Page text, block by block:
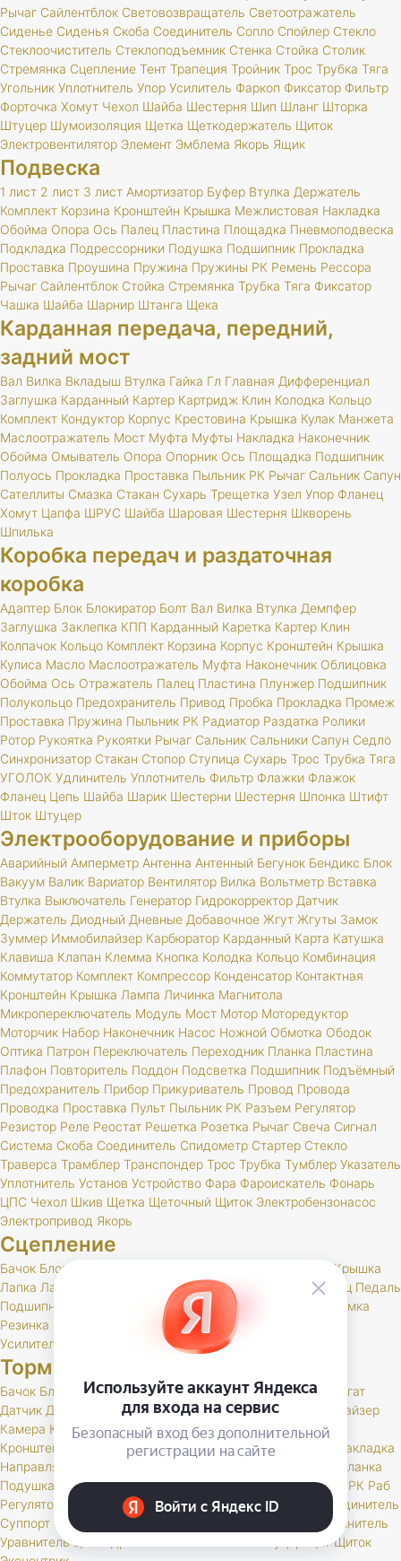
Рычаг Сайлентблок Световозвращатель Светоотражатель
Сиденье Сиденья Скоба Соединитель Сопло Спойлер Стекло
Стеклоочиститель Стеклоподъемник Стенка Стойка Столик
Стремянка Сцепление Тент Трапеция Тройник Трос Трубка Тяга
Угольник Уплотнитель Упор Усилитель Фаркоп Фиксатор Фильтр
Форточка Хомут Чехол Шайба Шестерня Шип Шланг Шторка
Штуцер Шумоизоляция Щетка Щеткодержатель Щиток
Электровентилятор Элемент Эмблема Якорь Ящик
Подвеска
1 лист 2 лист 3 лист Амортизатор Буфер Втулка Держатель
Комплект Корзина Кронштейн Крышка Межлистовая Накладка
Обойма Опора Ось Палец Пластина Площадка Пневмоподвеска
Подкладка Подрессорники Подушка Подшипник Прокладка
Проставка Проушина Пружина Пружины РК Ремень Рессора
Рычаг Сайлентблок Стойка Стремянка Трубка Тяга Фиксатор
Чашка Шайба Шарнир Штанга Щека
Карданная передача, передний,
задний мост
Вал Вилка Вкладыш Втулка Гайка Гл Главная Дифференциал
Заглушка Карданный Картер Картридж Клин Колодка Кольцо
Комплект Кондуктор Корпус Крестовина Крышка Кулак Манжета
Маслоотражатель Мост Муфта Муфты Накладка Наконечник
Обойма Омыватель Опора Опорник Ось Площадка Подшипник
Полуось Прокладка Проставка Пыльник РК Рычаг Сальник Сапун
Сателлиты Смазка Стакан Сухарь Трещетка Узел Упор Фланец
Хомут Цапфа ШРУС Шайба Шаровая Шестерня Шкворень
Шпилька
Коробка передач и раздаточная
коробка
Адаптер Блок Блокиратор Болт Вал Вилка Втулка Демпфер
Заглушка Заклепка КПП Карданный Каретка Картер Клин
Колпачок Кольцо Комплект Корзина Корпус Кронштейн Крышка
Кулиса Масло Маслоотражатель Муфта Наконечник Облицовка
Обойма Ось Отражатель Палец Пластина Плунжер Подшипник
Полукольцо Предохранитель Привод Пробка Прокладка Промеж
Проставка Пружина Пыльник РК Радиатор Раздатка Ролики
Ротор Рукоятка Рукоятки Рычаг Сальник Сальники Сапун Седло
Синхронизатор Стакан Стопор Ступица Сухарь Трос Трубка Тяга
УГОЛОК Удлинитель Уплотнитель Фильтр Флажки Флажок
Фланец Цепь Шайба Шарик Шестерни Шестерня Шпонка Штифт
Шток Штуцер
Электрооборудование и приборы
Аварийный Амперметр Антенна Антенный Бегунок Бендикс Блок
Вакуум Валик Вариатор Вентилятор Вилка Вольтметр Вставка
Втулка Выключатель Генератор Гидрокорректор Датчик
Держатель Диодный Дневные Добавочное Жгут Жгуты Замок
Зуммер Иммобилайзер Карбюратор Карданный Карта Катушка
Клавиша Клапан Клемма Кнопка Колодка Кольцо Комбинация
Коммутатор Комплект Компрессор Конденсатор Контактная
Кронштейн Крышка Лампа Личинка Магнитола
Микропереключатель Модуль Мост Мотор Моторедуктор
Моторчик Набор Наконечник Насос Ножной Обмотка Ободок
Оптика Патрон Переключатель Переходник Планка Пластина
Плафон Повторитель Поддон Подсветка Подшипник Подъёмный
Предохранитель Прибор Прикуриватель Провод Провода
Проводка Проставка Пульт Пыльник РК Разъем Регулятор
Резистор Реле Реостат Решетка Розетка Рычаг Свеча Сигнал
Система Скоба Соединитель Спидометр Стартер Стекло
Траверса Трамблер Транспондер Трос Трубка Тумблер Указатель
Уплотнитель Установ Устройство Фара Фароискатель Фонарь
ЦПС Чехол Шкив Щетка Щеточный Щиток Электробензонасос
Электропривод Якорь
Сцепление
Бачок Блок
Крышка
Лапка Лапки Муфта Накладка Палец Педаль
Подшипник
Пресс Пружина Пыльник
Рамка
Резинка
Сцепление Толкатель
Усилитель
Шаровая Шланг Шток
Тормоза
Бачок Блок Вакуумный Вал Вилка Винт Втулка Гидроагрегат
Датчик Держатель Диск Жгут Жидкость Звено
Иммобилайзер
Камера Клапан Клин Колодка Колодки Колпачок Кольцо
Кронштейн
Манжета Маслоотражатель
Накладка
Направляющая
Планка
Подушка
Поршень Привод Проставка Пружина Пыльник РК Раб
Регулятор
Резинка Рычаг Сектор Сигнальное
Соединитель
Суппорт Тормоз Тормоза
Удлинитель
Уравнитель Цилиндр Щит Щиток